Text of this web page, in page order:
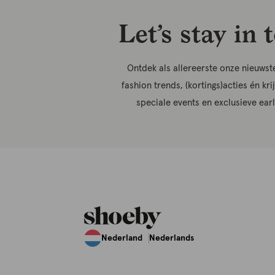
Let’s stay in
Ontdek als allereerste onze
fashion trends, (kortings)acties én
speciale events en exclusieve
Nederland Nederlands